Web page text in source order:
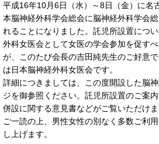
平成16年10月6日（水）～8日（金）に名
本脳神経外科学会総会に脳神経外科学会
れることになりました。託児所設置につ
外科女医会として女医の学会参加を促す
が、このたび会長の吉田純先生のご好意
は日本脳神経外科女医会です。
詳細につきましては、この度開設した脳
ジを御参照ください。託児所設置のご案
併設に関する意見書などがご覧いただけ
ご一読の上、男性女性の別なく多数ご利
し上げます。